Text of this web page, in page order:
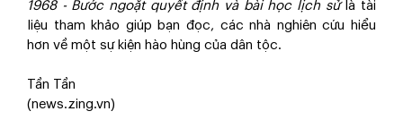
1968 - Bước ngoặt quyết định và bài học lịch sửlà tài
liệu tham khảo giúp bạn đọc, các nhà nghiên cứu hiểu
hơn về một sự kiện hào hùng của dân tộc.
Tần Tần
(news.zing.vn)